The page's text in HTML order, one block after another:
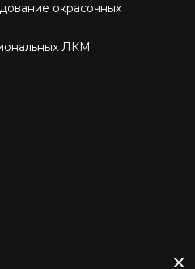
окрасочных
ЛКМ